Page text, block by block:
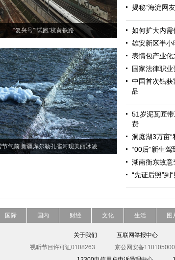
“复兴号”“试跑”杭黄铁路
节气前 新疆库尔勒孔雀河现美丽冰凌
揭秘“海淀网
如何扩大内需
雄安新区半
表情包产业
国家法律职
中国首次钻
品
51岁泥瓦匠
费
洞庭湖3万亩“
“00后”新生驾
湖南衡东故
“先证后照”到
国际 国内 财经 文化 生活 图
关于我们 互联网举报中心
视听节目许可证0108263
京公网安备